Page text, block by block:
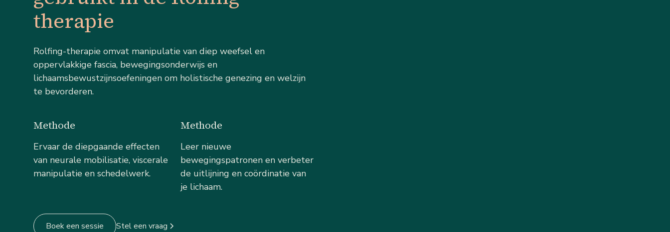
therapie
Rolfing-therapie omvat manipulatie van diep weefsel en
oppervlakkige fascia, bewegingsonderwijs en
lichaamsbewustzijnsoefeningen om holistische genezing en welzijn
te bevorderen.
Methode
Ervaar de diepgaande effecten
van neurale mobilisatie, viscerale
manipulatie en schedelwerk.
Methode
Leer nieuwe
bewegingspatronen en verbeter
de uitlijning en coördinatie van
je lichaam.
Boek een sessie Stel een vraag